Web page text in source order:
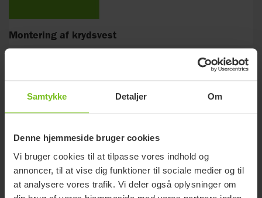
Samtykke Detaljer Om
Denne hjemmeside bruger cookies
Vi bruger cookies til at tilpasse vores indhold og
annoncer, til at vise dig funktioner til sociale medier og til
at analysere vores trafik. Vi deler også oplysninger om
Montering af krydsvest
Relaterede produkter